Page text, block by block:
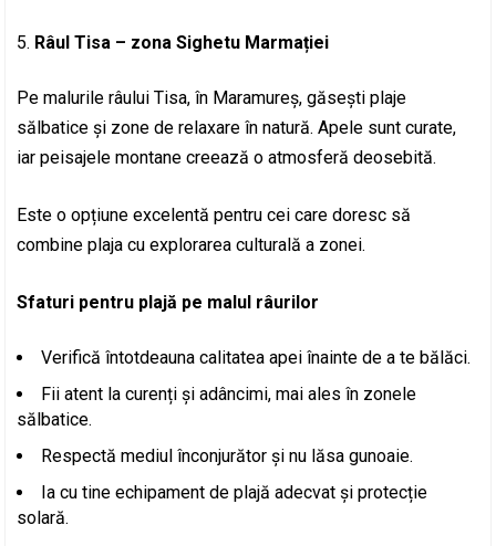
Râul Tisa – zona Sighetu Marmației
Pe malurile râului Tisa, în Maramureș, găsești plaje
sălbatice și zone de relaxare în natură. Apele sunt curate,
iar peisajele montane creează o atmosferă deosebită.
Este o opțiune excelentă pentru cei care doresc să
combine plaja cu explorarea culturală a zonei.
Sfaturi pentru plajă pe malul râurilor
Verifică întotdeauna calitatea apei înainte de a te bălăci.
Fii atent la curenți și adâncimi, mai ales în zonele
sălbatice.
Respectă mediul înconjurător și nu lăsa gunoaie.
Ia cu tine echipament de plajă adecvat și protecție
solară.